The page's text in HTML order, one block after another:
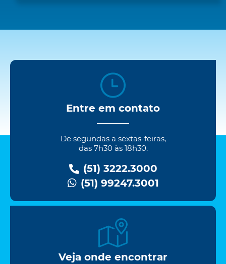
Entre em contato
De segundas a sextas-feiras,
das 7h30 às 18h30.
(51) 3222.3000
(51) 99247.3001
Veja onde encontrar